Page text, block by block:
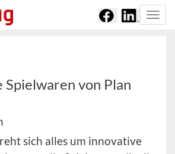
Spielwaren von Plan
sich alles um innovative